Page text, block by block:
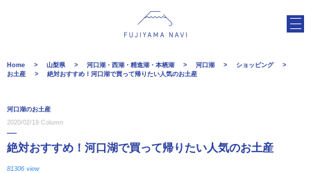
Home 山梨県 河口湖・西湖・精進湖・本栖湖 河口湖
ショッピング
お土産
絶対おすすめ！河口湖で買って帰りたい人気のお土産
河口湖のお土産
2020/02/19 Column
絶対おすすめ！河口湖で買って帰りたい人気のお土産
81306 view